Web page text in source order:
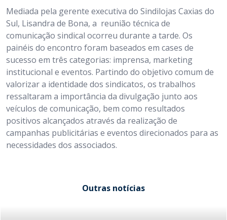
Mediada pela gerente executiva do Sindilojas Caxias do
Sul, Lisandra de Bona, a reunião técnica de
comunicação sindical ocorreu durante a tarde. Os
painéis do encontro foram baseados em cases de
sucesso em três categorias: imprensa, marketing
institucional e eventos. Partindo do objetivo comum de
valorizar a identidade dos sindicatos, os trabalhos
ressaltaram a importância da divulgação junto aos
veículos de comunicação, bem como resultados
positivos alcançados através da realização de
campanhas publicitárias e eventos direcionados para as
necessidades dos associados.
Outras notícias